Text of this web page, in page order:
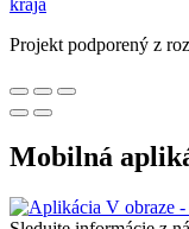
Projekt podporený z
Mobilná